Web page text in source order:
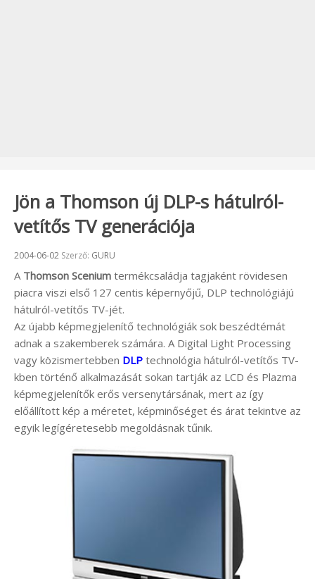
Jön a Thomson új DLP-s hátulról-
vetítős TV generációja
Beküldve:
2004-06-02 Szerző: GURU
A Thomson Scenium termékcsaládja tagjaként rövidesen
piacra viszi első 127 centis képernyőjű, DLP technológiájú
hátulról-vetítős TV-jét.
Az újabb képmegjelenítő technológiák sok beszédtémát
adnak a szakemberek számára. A Digital Light Processing
vagy közismertebben DLP technológia hátulról-vetítős TV-
kben történő alkalmazását sokan tartják az LCD és Plazma
képmegjelenítők erős versenytársának, mert az így
előállított kép a méretet, képminőséget és árat tekintve az
egyik legígéretesebb megoldásnak tűnik.